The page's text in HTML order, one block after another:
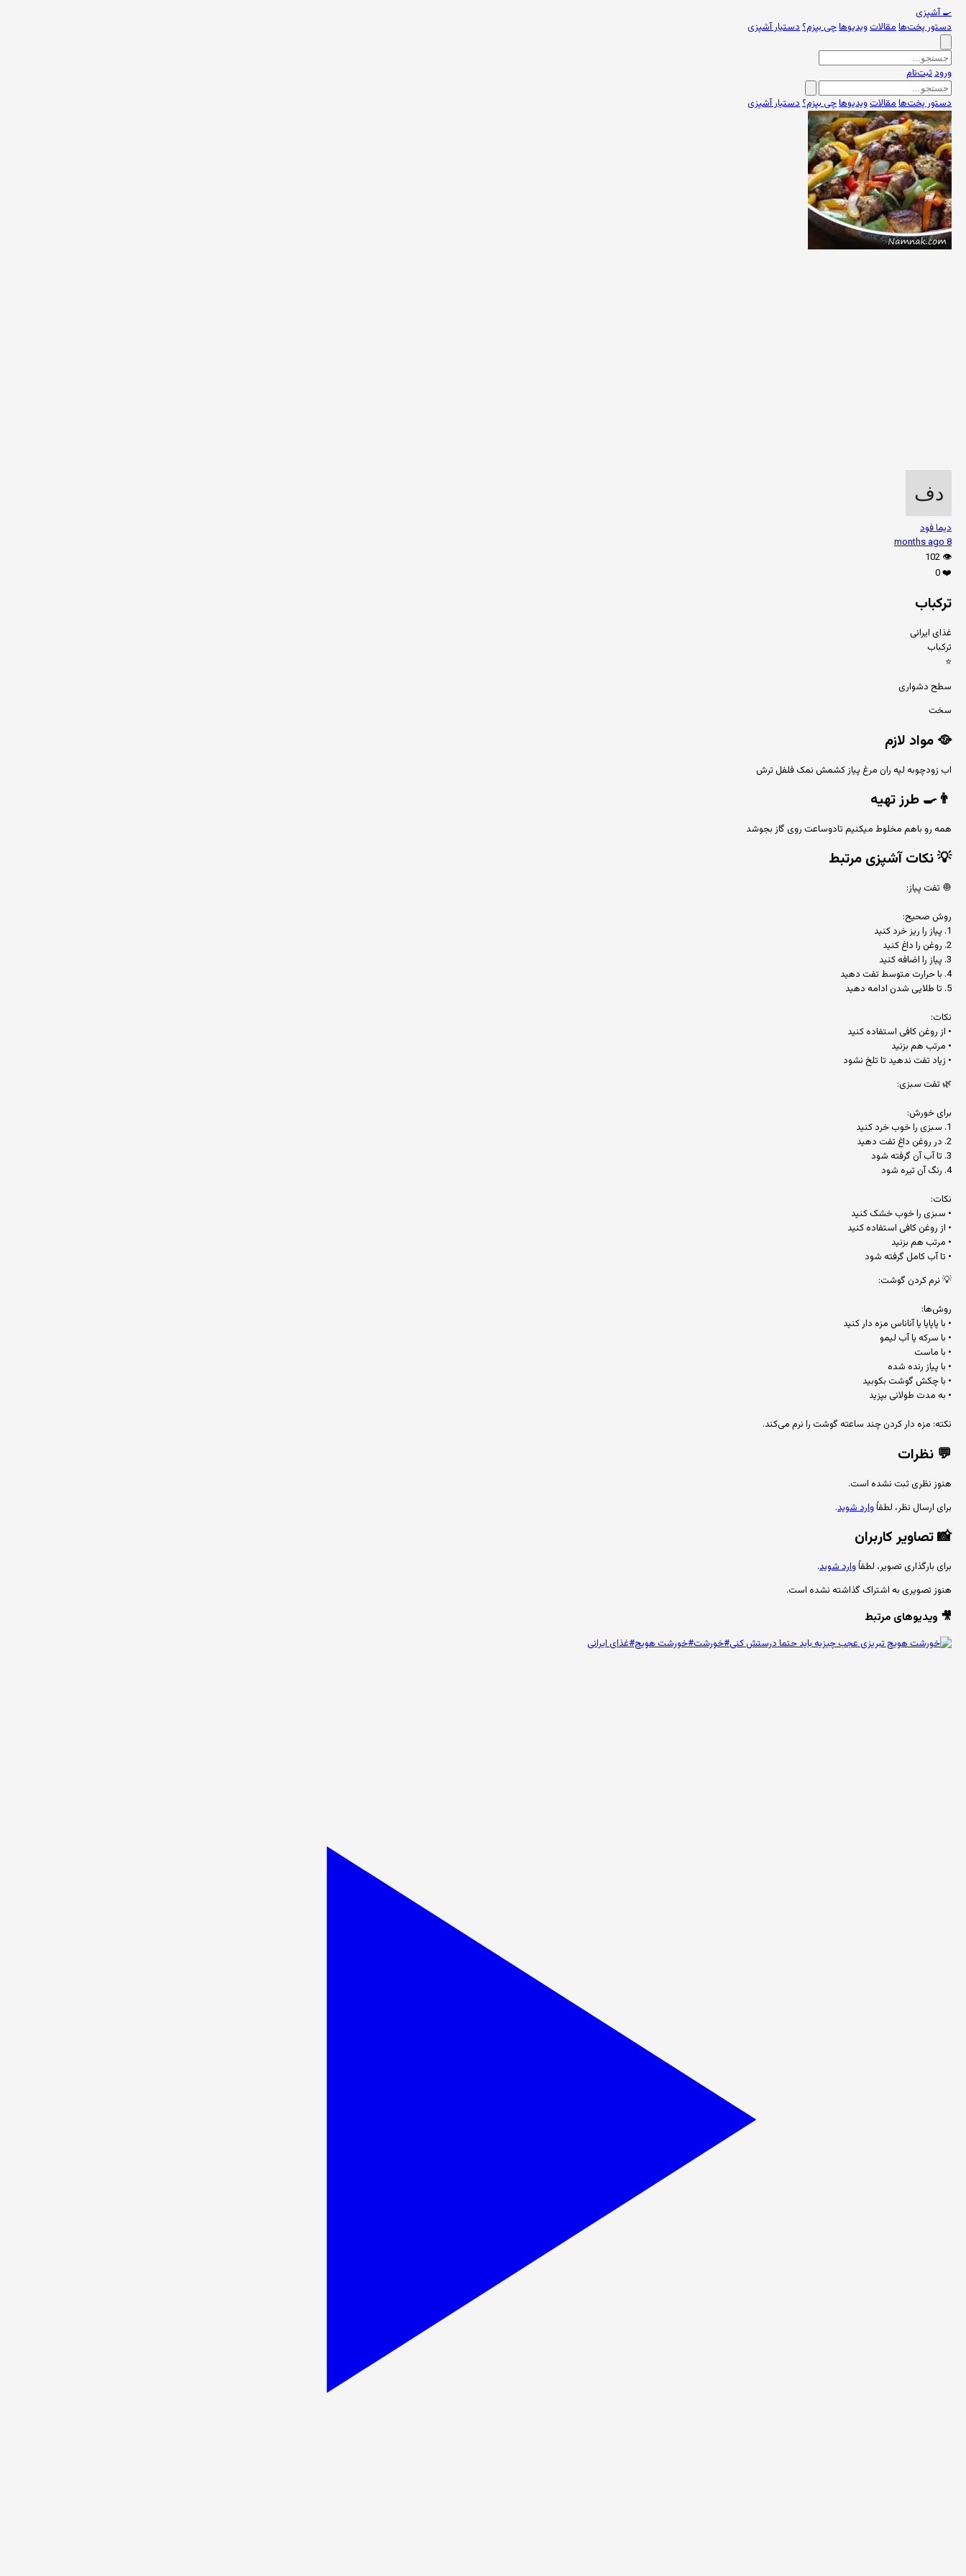
🍳آشپزی
دستور پخت‌هامقالاتویدیوهاچی بپزم؟دستیار آشپزی
ورودثبت‌نام
دستور پخت‌هامقالاتویدیوهاچی بپزم؟دستیار آشپزی
دیما فود
8 months ago
👁️
102
❤️
0
ترکباب
غذای ایرانی
ترکباب
⭐
سطح دشواری
سخت
🥘 مواد لازم
اب زودچوبه لپه ران مرغ پیاز کشمش نمک فلفل ترش
👨‍🍳 طرز تهیه
همه رو باهم مخلوط میکنیم تادوساعت روی گاز بجوشد
💡نکات آشپزی مرتبط
🧅 تفت پیاز:
روش صحیح:
1. پیاز را ریز خرد کنید
2. روغن را داغ کنید
3. پیاز را اضافه کنید
4. با حرارت متوسط تفت دهید
5. تا طلایی شدن ادامه دهید
نکات:
• از روغن کافی استفاده کنید
• مرتب هم بزنید
• زیاد تفت ندهید تا تلخ نشود
🌿 تفت سبزی:
برای خورش:
1. سبزی را خوب خرد کنید
2. در روغن داغ تفت دهید
3. تا آب آن گرفته شود
4. رنگ آن تیره شود
نکات:
• سبزی را خوب خشک کنید
• از روغن کافی استفاده کنید
• مرتب هم بزنید
• تا آب کامل گرفته شود
💡 نرم کردن گوشت:
روش‌ها:
• با پاپایا یا آناناس مزه دار کنید
• با سرکه یا آب لیمو
• با ماست
• با پیاز رنده شده
• با چکش گوشت بکوبید
• به مدت طولانی بپزید
نکته: مزه دار کردن چند ساعته گوشت را نرم می‌کند.
💬 نظرات
هنوز نظری ثبت نشده است.
برای ارسال نظر، لطفاًوارد شوید.
📸تصاویر کاربران
برای بارگذاری تصویر، لطفاًوارد شوید.
هنوز تصویری به اشتراک گذاشته نشده است.
🎥 ویدیوهای مرتبط